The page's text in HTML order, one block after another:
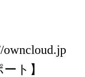
owncloud.jp
ト】